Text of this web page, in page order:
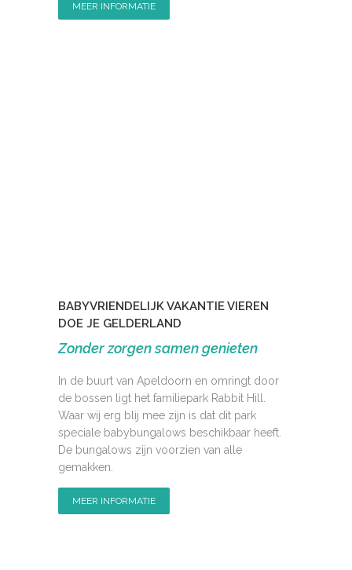
MEER INFORMATIE
BABYVRIENDELIJK VAKANTIE VIEREN
DOE JE GELDERLAND
Zonder zorgen samen genieten
In de buurt van Apeldoorn en omringt door
de bossen ligt het familiepark Rabbit Hill.
Waar wij erg blij mee zijn is dat dit park
speciale babybungalows beschikbaar heeft.
De bungalows zijn voorzien van alle
gemakken.
MEER INFORMATIE